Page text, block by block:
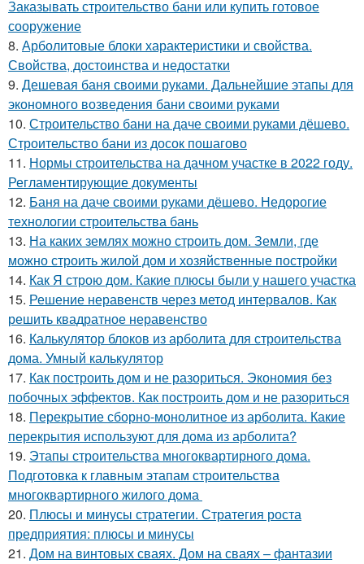
Заказывать строительство бани или купить готовое
сооружение
8. Арболитовые блоки характеристики и свойства.
Свойства, достоинства и недостатки
9. Дешевая баня своими руками. Дальнейшие этапы для
экономного возведения бани своими руками
10. Строительство бани на даче своими руками дёшево.
Строительство бани из досок пошагово
11. Нормы строительства на дачном участке в 2022 году.
Регламентирующие документы
12. Баня на даче своими руками дёшево. Недорогие
технологии строительства бань
13. На каких землях можно строить дом. Земли, где
можно строить жилой дом и хозяйственные постройки
14. Как Я строю дом. Какие плюсы были у нашего участка
15. Решение неравенств через метод интервалов. Как
решить квадратное неравенство
16. Калькулятор блоков из арболита для строительства
дома. Умный калькулятор
17. Как построить дом и не разориться. Экономия без
побочных эффектов. Как построить дом и не разориться
18. Перекрытие сборно-монолитное из арболита. Какие
перекрытия используют для дома из арболита?
19. Этапы строительства многоквартирного дома.
Подготовка к главным этапам строительства
многоквартирного жилого дома
20. Плюсы и минусы стратегии. Стратегия роста
предприятия: плюсы и минусы
21. Дом на винтовых сваях. Дом на сваях – фантазии